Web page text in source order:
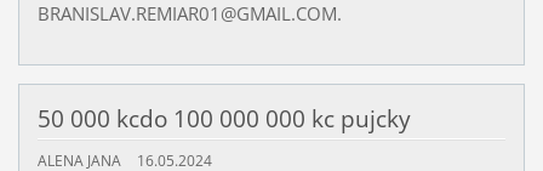
BRANISLAV.REMIAR01@GMAIL.COM.
50 000 kcdo 100 000 000 kc pujcky
ALENA JANA 16.05.2024